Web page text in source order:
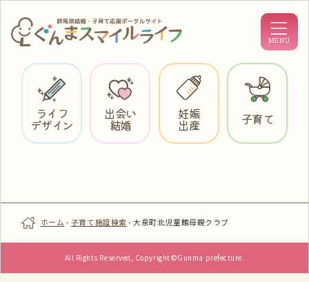
ライフ
デザイン
出会い
結婚
妊娠
出産 子育て
ホーム -子育て施設検索 -大泉町北児童館母親クラブ
All Rights Reserved, Copyright©Gunma prefecture.